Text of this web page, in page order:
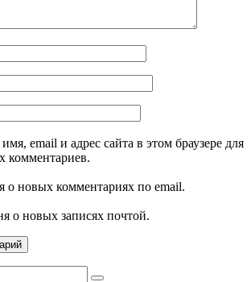
email и адрес сайта в этом браузере для
комментариев.
о новых комментариях по email.
о новых записях почтой.